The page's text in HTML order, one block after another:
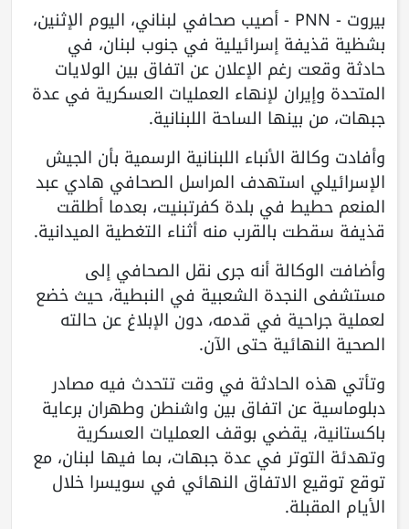
بيروت - PNN - أصيب صحافي لبناني، اليوم الإثنين،
بشظية قذيفة إسرائيلية في جنوب لبنان، في
حادثة وقعت رغم الإعلان عن اتفاق بين الولايات
المتحدة وإيران لإنهاء العمليات العسكرية في عدة
جبهات، من بينها الساحة اللبنانية.
وأفادت وكالة الأنباء اللبنانية الرسمية بأن الجيش
الإسرائيلي استهدف المراسل الصحافي هادي عبد
المنعم حطيط في بلدة كفرتبنيت، بعدما أطلقت
قذيفة سقطت بالقرب منه أثناء التغطية الميدانية.
وأضافت الوكالة أنه جرى نقل الصحافي إلى
مستشفى النجدة الشعبية في النبطية، حيث خضع
لعملية جراحية في قدمه، دون الإبلاغ عن حالته
الصحية النهائية حتى الآن.
وتأتي هذه الحادثة في وقت تتحدث فيه مصادر
دبلوماسية عن اتفاق بين واشنطن وطهران برعاية
باكستانية، يقضي بوقف العمليات العسكرية
وتهدئة التوتر في عدة جبهات، بما فيها لبنان، مع
توقع توقيع الاتفاق النهائي في سويسرا خلال
الأيام المقبلة.